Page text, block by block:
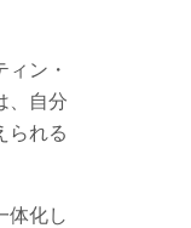
ン・
、自分
られる
体化し